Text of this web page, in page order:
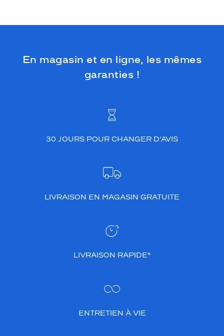
En magasin et en ligne, les mêmes
garanties !
30 JOURS POUR CHANGER D’AVIS
LIVRAISON EN MAGASIN GRATUITE
LIVRAISON RAPIDE*
ENTRETIEN À VIE